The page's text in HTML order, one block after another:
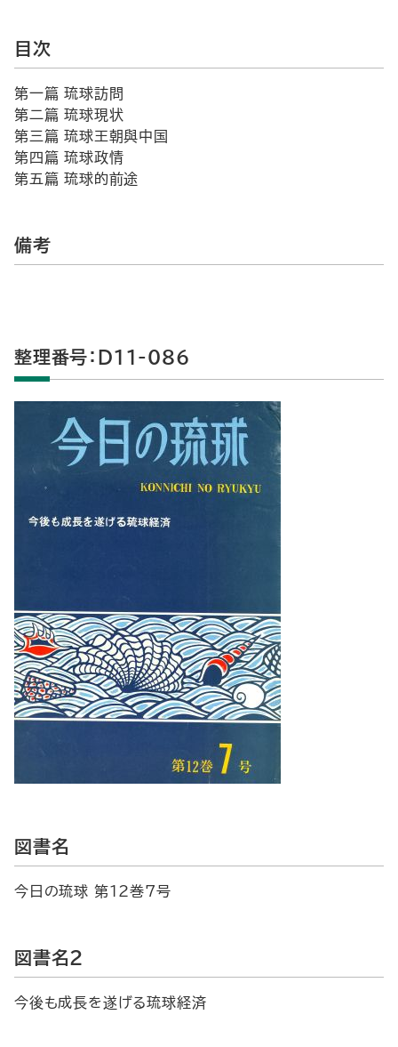
目次
第一篇 琉球訪問
第二篇 琉球現状
第三篇 琉球王朝與中国
第四篇 琉球政情
第五篇 琉球的前途
備考
整理番号：D11-086
図書名
今日の琉球 第12巻7号
図書名2
今後も成長を遂げる琉球経済